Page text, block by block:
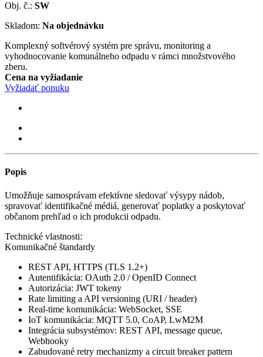
Obj. č.: SW
Skladom: Na objednávku
Komplexný softvérový systém pre správu, monitoring a
vyhodnocovanie komunálneho odpadu v rámci množstvového
zberu.
Cena na vyžiadanie
Vyžiadať ponuku
Popis
Umožňuje samosprávam efektívne sledovať výsypy nádob,
spravovať identifikačné médiá, generovať poplatky a poskytovať
občanom prehľad o ich produkcii odpadu.
Technické vlastnosti:
Komunikačné štandardy
REST API, HTTPS (TLS 1.2+)
Autentifikácia: OAuth 2.0 / OpenID Connect
Autorizácia: JWT tokeny
Rate limiting a API versioning (URI / header)
Real-time komunikácia: WebSocket, SSE
IoT komunikácia: MQTT 5.0, CoAP, LwM2M
Integrácia subsystémov: REST API, message queue,
Webhooky
Zabudované retry mechanizmy a circuit breaker pattern